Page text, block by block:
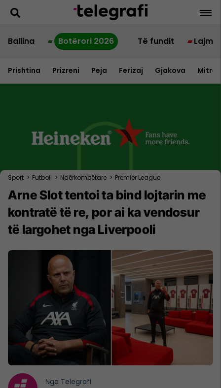
Ballina Botërori 2026 Të fundit Lajme
Prishtina Prizreni Peja Ferizaj Gjakova
Sport > Futboll > Ndërkombëtare > Premier League
Arne Slot tentoi ta bind lojtarin me
kontratë të re, por ai ka vendosur
të largohet nga Liverpooli
Nga Telegrafi